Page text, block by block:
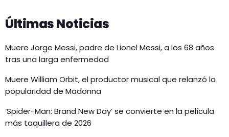
Últimas Noticias
Muere Jorge Messi, padre de Lionel Messi, a los 68 años
tras una larga enfermedad
Muere William Orbit, el productor musical que relanzó la
popularidad de Madonna
‘Spider-Man: Brand New Day’ se convierte en la película
más taquillera de 2026